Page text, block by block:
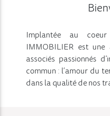
Implantée au
IMMOBILIER est
associés passionnés
commun : l’amour du
dans la qualité de nos